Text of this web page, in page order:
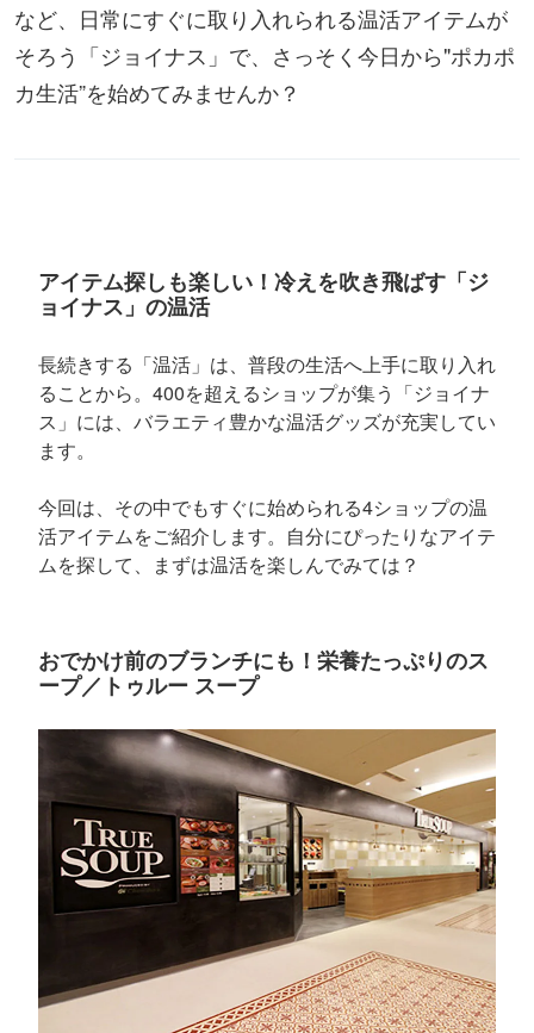
など、日常にすぐに取り入れられる温活アイテムが
そろう「ジョイナス」で、さっそく今日から"ポカポ
カ生活”を始めてみませんか？
アイテム探しも楽しい！冷えを吹き飛ばす「ジ
ョイナス」の温活
長続きする「温活」は、普段の生活へ上手に取り入れ
ることから。400を超えるショップが集う「ジョイナ
ス」には、バラエティ豊かな温活グッズが充実してい
ます。
今回は、その中でもすぐに始められる4ショップの温
活アイテムをご紹介します。自分にぴったりなアイテ
ムを探して、まずは温活を楽しんでみては？
おでかけ前のブランチにも！栄養たっぷりのス
ープ／トゥルー スープ